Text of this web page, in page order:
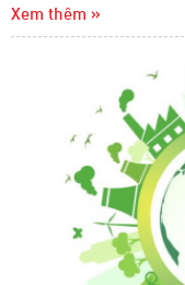
chỉnh diện tích theo yêu
Xem thêm »